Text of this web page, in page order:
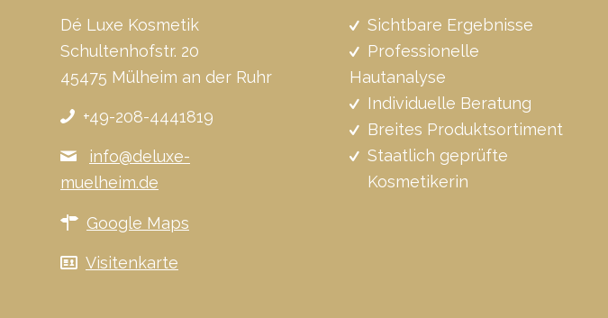
Dé Luxe Kosmetik
Schultenhofstr. 20
45475 Mülheim an der Ruhr
+49-208-4441819
info@deluxe-
muelheim.de
Google Maps
Visitenkarte
Sichtbare Ergebnisse
Professionelle
Hautanalyse
Individuelle Beratung
Breites Produktsortiment
Staatlich geprüfte
Kosmetikerin